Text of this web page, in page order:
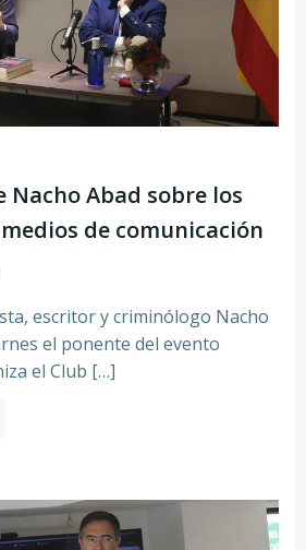
Nacho Abad sobre los
de comunicación
escritor y criminólogo Nacho
el ponente del evento
el Club […]